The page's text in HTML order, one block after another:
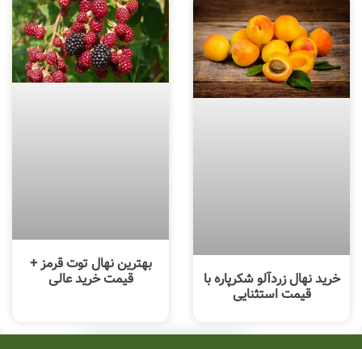
خرید نهال زردآلو شکرپاره با
قیمت استثنایی
بهترین نهال توت قرمز +
قیمت خرید عالی